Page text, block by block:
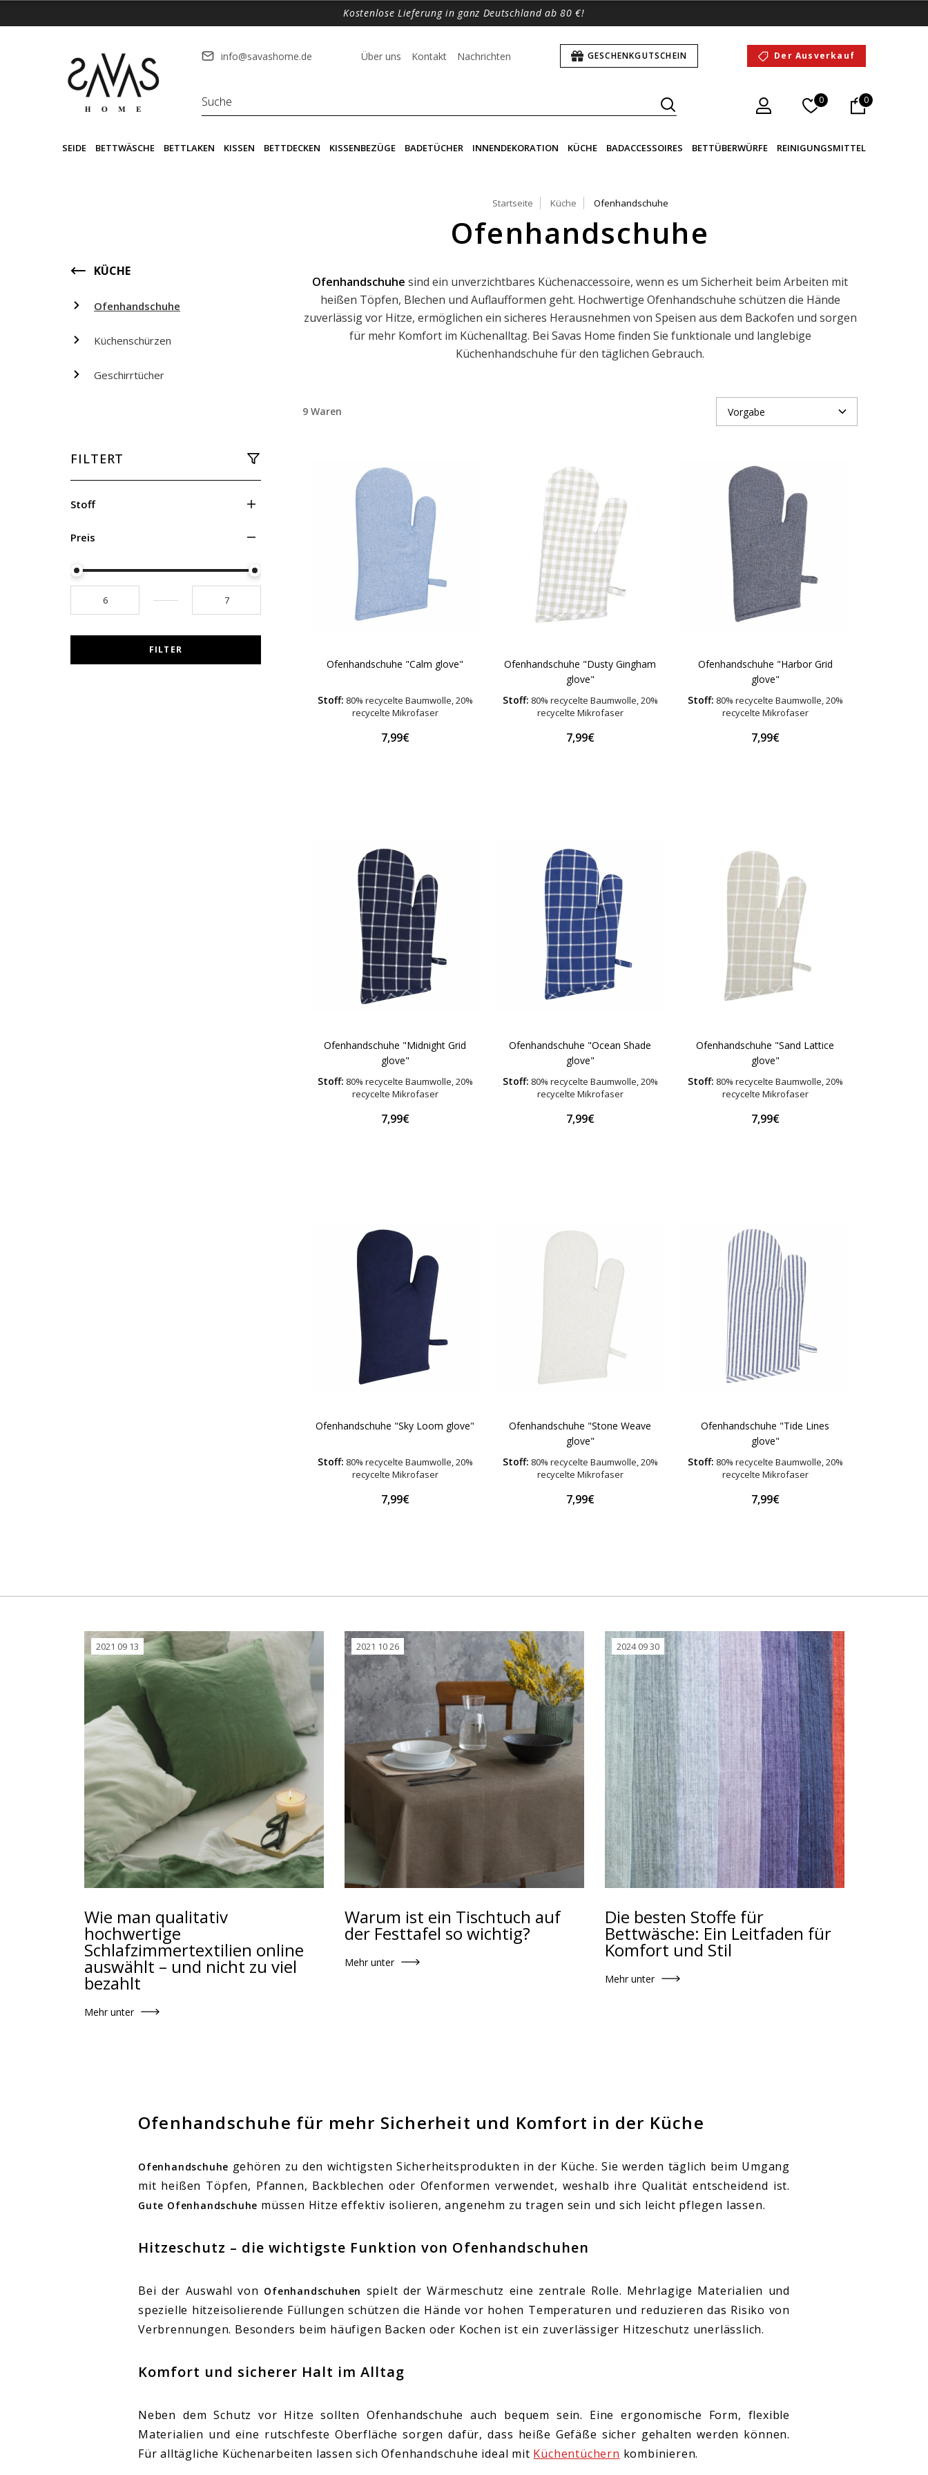
Kostenlose Lieferung in ganz Deutschland ab 80 €!
info@savashome.de Über uns Kontakt Nachrichten GESCHENKGUTSCHEIN Der Ausverkauf
0 0
SEIDE BETTWÄSCHE BETTLAKEN KISSEN BETTDECKEN KISSENBEZÜGE BADETÜCHER INNENDEKORATION KÜCHE BADACCESSOIRES BETTÜBERWÜRFE REINIGUNGSMITTEL
KÜCHE
Ofenhandschuhe
Küchenschürzen
Geschirrtücher
FILTERT
Stoff
Preis
FILTER
Startseite Küche Ofenhandschuhe
Ofenhandschuhe
Ofenhandschuhe sind ein unverzichtbares Küchenaccessoire, wenn es um Sicherheit beim Arbeiten mit
heißen Töpfen, Blechen und Auflaufformen geht. Hochwertige Ofenhandschuhe schützen die Hände
zuverlässig vor Hitze, ermöglichen ein sicheres Herausnehmen von Speisen aus dem Backofen und sorgen
für mehr Komfort im Küchenalltag. Bei Savas Home finden Sie funktionale und langlebige
Küchenhandschuhe für den täglichen Gebrauch.
9 Waren
Ofenhandschuhe "Calm glove"
Stoff: 80% recycelte Baumwolle, 20%
recycelte Mikrofaser
7,99€
Ofenhandschuhe "Dusty Gingham
glove"
Stoff: 80% recycelte Baumwolle, 20%
recycelte Mikrofaser
7,99€
Ofenhandschuhe "Harbor Grid
glove"
Stoff: 80% recycelte Baumwolle, 20%
recycelte Mikrofaser
7,99€
Ofenhandschuhe "Midnight Grid
glove"
Stoff: 80% recycelte Baumwolle, 20%
recycelte Mikrofaser
7,99€
Ofenhandschuhe "Ocean Shade
glove"
Stoff: 80% recycelte Baumwolle, 20%
recycelte Mikrofaser
7,99€
Ofenhandschuhe "Sand Lattice
glove"
Stoff: 80% recycelte Baumwolle, 20%
recycelte Mikrofaser
7,99€
Ofenhandschuhe "Sky Loom glove"
Stoff: 80% recycelte Baumwolle, 20%
recycelte Mikrofaser
7,99€
Ofenhandschuhe "Stone Weave
glove"
Stoff: 80% recycelte Baumwolle, 20%
recycelte Mikrofaser
7,99€
Ofenhandschuhe "Tide Lines
glove"
Stoff: 80% recycelte Baumwolle, 20%
recycelte Mikrofaser
7,99€
2021 09 13
Wie man qualitativ
hochwertige
Schlafzimmertextilien online
auswählt – und nicht zu viel
bezahlt
Mehr unter
2021 10 26
Warum ist ein Tischtuch auf
der Festtafel so wichtig?
Mehr unter
2024 09 30
Die besten Stoffe für
Bettwäsche: Ein Leitfaden für
Komfort und Stil
Mehr unter
Ofenhandschuhe für mehr Sicherheit und Komfort in der Küche
Ofenhandschuhe gehören zu den wichtigsten Sicherheitsprodukten in der Küche. Sie werden täglich beim Umgang
mit heißen Töpfen, Pfannen, Backblechen oder Ofenformen verwendet, weshalb ihre Qualität entscheidend ist.
Gute Ofenhandschuhe müssen Hitze effektiv isolieren, angenehm zu tragen sein und sich leicht pflegen lassen.
Hitzeschutz – die wichtigste Funktion von Ofenhandschuhen
Bei der Auswahl von Ofenhandschuhen spielt der Wärmeschutz eine zentrale Rolle. Mehrlagige Materialien und
spezielle hitzeisolierende Füllungen schützen die Hände vor hohen Temperaturen und reduzieren das Risiko von
Verbrennungen. Besonders beim häufigen Backen oder Kochen ist ein zuverlässiger Hitzeschutz unerlässlich.
Komfort und sicherer Halt im Alltag
Neben dem Schutz vor Hitze sollten Ofenhandschuhe auch bequem sein. Eine ergonomische Form, flexible
Materialien und eine rutschfeste Oberfläche sorgen dafür, dass heiße Gefäße sicher gehalten werden können.
Für alltägliche Küchenarbeiten lassen sich Ofenhandschuhe ideal mit Küchentüchern kombinieren.